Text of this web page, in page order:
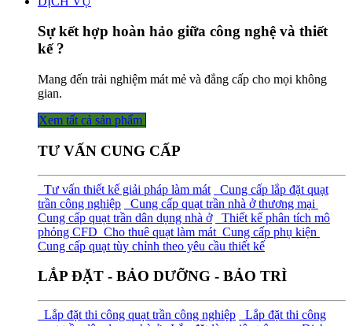
Sự kết hợp hoàn hảo giữa công nghệ và thiết
kế ?
Mang đến trải nghiệm mát mẻ và đẳng cấp cho mọi không
gian.
Xem tất cả sả​​​​n phẩm
TƯ VẤN CUNG CẤP
Tư vấn thiết kế giải pháp làm mát
Cung cấp lắp đặt quạt
trần công nghiệp
Cung cấp quạt trần nhà ở thương mại
Cung cấp quạt trần dân dụng nhà ở
Thiết kế phân tích mô
phỏng CFD Cho thuê quạt làm mát Cung cấp phụ kiện
Cung cấp quạt tùy chỉnh theo yêu cầu thiết kế
LẮP ĐẶT - BẢO DƯỠNG - BẢO TRÌ
Lắp đặt thi công quạt trần công nghiệp
Lắp đặt thi công